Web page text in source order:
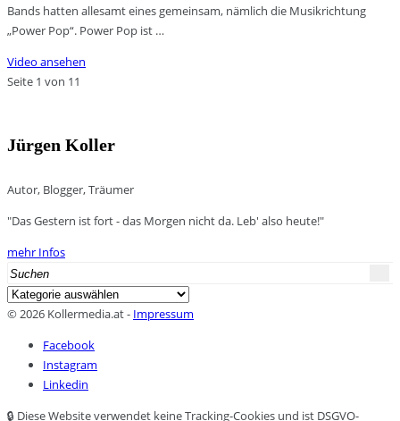
Bands hatten allesamt eines gemeinsam, nämlich die Musikrichtung
„Power Pop“. Power Pop ist …
Video ansehen
Seite 1 von 11
Jürgen Koller
Autor, Blogger, Träumer
"Das Gestern ist fort - das Morgen nicht da. Leb' also heute!"
mehr Infos
Search
for:
Kategorien
© 2026 Kollermedia.at - Impressum
Facebook
Instagram
Linkedin
🔒 Diese Website verwendet keine Tracking-Cookies und ist DSGVO-